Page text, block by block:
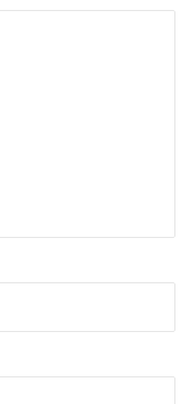
า
า
และนักแสดงสมทบ